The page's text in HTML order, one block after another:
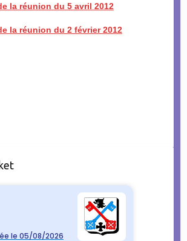
la réunion du 5 avril 2012
la réunion du 2 février 2012